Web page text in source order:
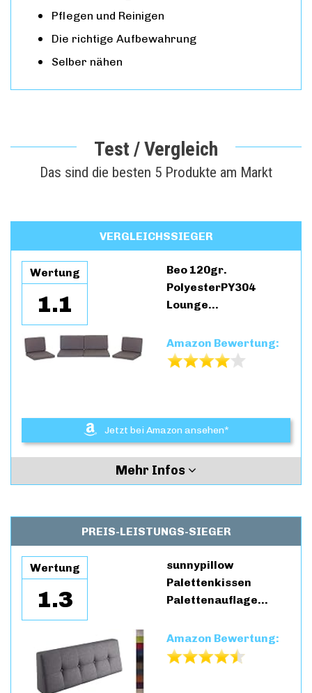
Pflegen und Reinigen
Die richtige Aufbewahrung
Selber nähen
Test / Vergleich
Das sind die besten 5 Produkte am Markt
VERGLEICHSSIEGER
Wertung
1.1
Beo 120gr.
PolyesterPY304
Lounge…
Amazon Bewertung:
Jetzt bei Amazon ansehen*
Mehr Infos
PREIS-LEISTUNGS-SIEGER
Wertung
1.3
sunnypillow
Palettenkissen
Palettenauflage…
Amazon Bewertung: